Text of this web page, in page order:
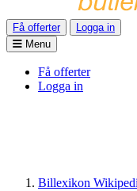
Få offerter
Logga in
Menu
Få offerter
Logga in
Billexikon